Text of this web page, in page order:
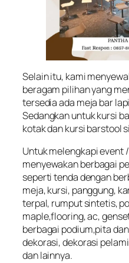
Selain itu, kami
beragam pilihan yang
tersedia ada meja bar
Sedangkan untuk kursi
kotak dan kursi barstool
Untuk melengkapi event
menyewakan berbagai
seperti tenda dengan
meja, kursi, panggung,
terpal, rumput sintetis,
maple,flooring, ac,
berbagai podium,pita
dekorasi, dekorasi
dan lainnya.